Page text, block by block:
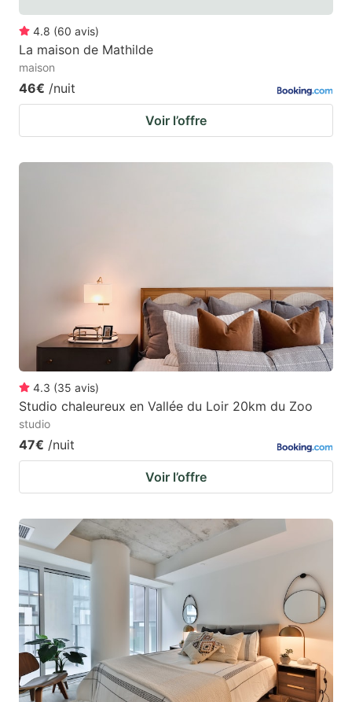
4.8 (60 avis)
La maison de Mathilde
maison
46€ /nuit
Voir l’offre
4.3 (35 avis)
Studio chaleureux en Vallée du Loir 20km du Zoo
studio
47€ /nuit
Voir l’offre